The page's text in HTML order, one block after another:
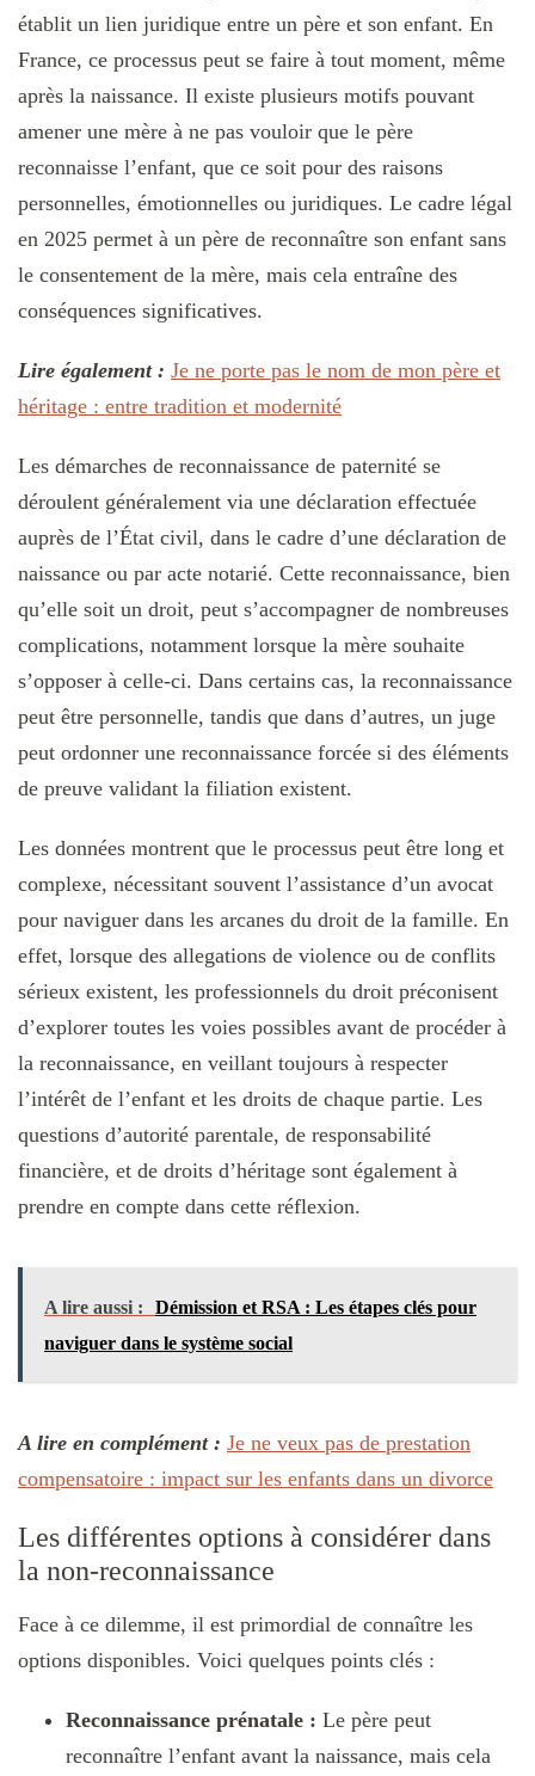
établit un lien juridique entre un père et son enfant. En
France, ce processus peut se faire à tout moment, même
après la naissance. Il existe plusieurs motifs pouvant
amener une mère à ne pas vouloir que le père
reconnaisse l’enfant, que ce soit pour des raisons
personnelles, émotionnelles ou juridiques. Le cadre légal
en 2025 permet à un père de reconnaître son enfant sans
le consentement de la mère, mais cela entraîne des
conséquences significatives.
Lire également : Je ne porte pas le nom de mon père et
héritage : entre tradition et modernité
Les démarches de reconnaissance de paternité se
déroulent généralement via une déclaration effectuée
auprès de l’État civil, dans le cadre d’une déclaration de
naissance ou par acte notarié. Cette reconnaissance, bien
qu’elle soit un droit, peut s’accompagner de nombreuses
complications, notamment lorsque la mère souhaite
s’opposer à celle-ci. Dans certains cas, la reconnaissance
peut être personnelle, tandis que dans d’autres, un juge
peut ordonner une reconnaissance forcée si des éléments
de preuve validant la filiation existent.
Les données montrent que le processus peut être long et
complexe, nécessitant souvent l’assistance d’un avocat
pour naviguer dans les arcanes du droit de la famille. En
effet, lorsque des allegations de violence ou de conflits
sérieux existent, les professionnels du droit préconisent
d’explorer toutes les voies possibles avant de procéder à
la reconnaissance, en veillant toujours à respecter
l’intérêt de l’enfant et les droits de chaque partie. Les
questions d’autorité parentale, de responsabilité
financière, et de droits d’héritage sont également à
prendre en compte dans cette réflexion.
A lire aussi :
Démission et RSA : Les étapes clés pour
naviguer dans le système social
A lire en complément : Je ne veux pas de prestation
compensatoire : impact sur les enfants dans un divorce
Les différentes options à considérer dans
la non-reconnaissance
Face à ce dilemme, il est primordial de connaître les
options disponibles. Voici quelques points clés :
Reconnaissance prénatale : Le père peut
reconnaître l’enfant avant la naissance, mais cela